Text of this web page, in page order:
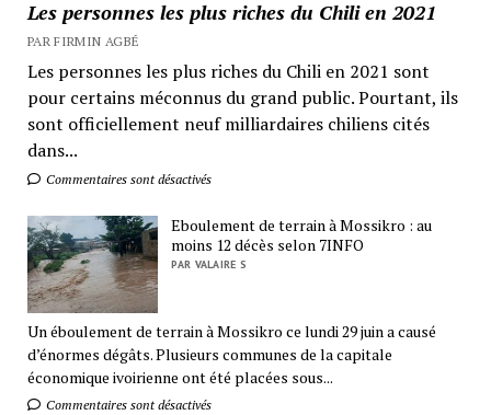
Les personnes les plus riches du Chili en 2021
PAR FIRMIN AGBÉ
Les personnes les plus riches du Chili en 2021 sont
pour certains méconnus du grand public. Pourtant, ils
sont officiellement neuf milliardaires chiliens cités
dans...
Commentaires sont désactivés
Eboulement de terrain à Mossikro : au
moins 12 décès selon 7INFO
PAR VALAIRE S
Un éboulement de terrain à Mossikro ce lundi 29 juin a causé
d’énormes dégâts. Plusieurs communes de la capitale
économique ivoirienne ont été placées sous...
Commentaires sont désactivés